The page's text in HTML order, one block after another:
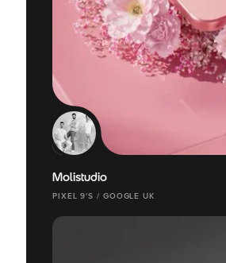
Molistudio
PIXEL 9'S / GOOGLE UK